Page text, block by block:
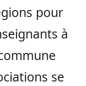
pour
à
se